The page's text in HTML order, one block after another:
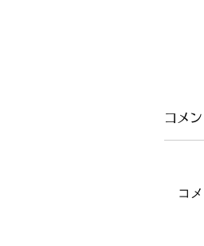
コメン
コ